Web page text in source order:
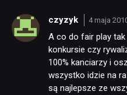
czyzyk 4 maja
A co do fair play
konkursie czy
100% kanciarzy i
wszystko idzie na
są najlepsze ze